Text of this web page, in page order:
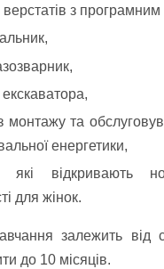
з
монтажу та
енергетики,
відкривають
для жінок.
залежить від
до 10 місяців.